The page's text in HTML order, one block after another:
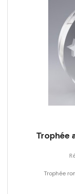
Trophée
Trophée